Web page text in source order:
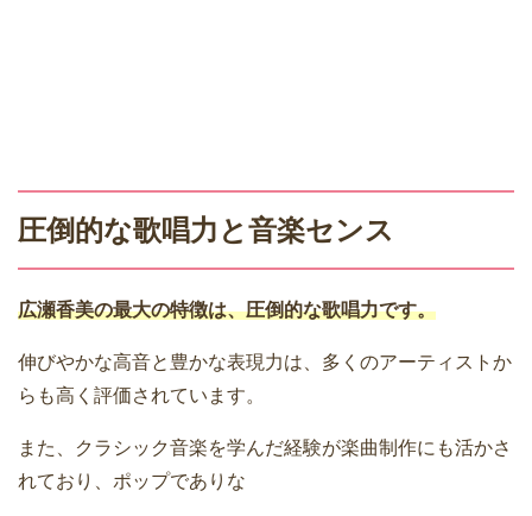
圧倒的な歌唱力と音楽センス
広瀬香美の最大の特徴は、圧倒的な歌唱力です。
伸びやかな高音と豊かな表現力は、多くのアーティストか
らも高く評価されています。
また、クラシック音楽を学んだ経験が楽曲制作にも活かさ
れており、ポップでありな